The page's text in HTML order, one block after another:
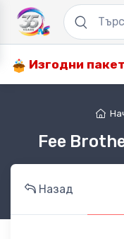
Изгодни
Fee
Назад